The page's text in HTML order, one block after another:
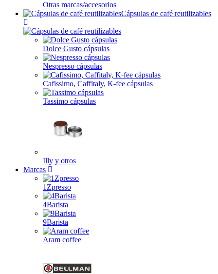
Otras marcas/accesorios
Cápsulas de café reutilizables
Dolce Gusto cápsulas
Nespresso cápsulas
Cafissimo, Caffitaly, K-fee cápsulas
Tassimo cápsulas
Illy y otros
Marcas
1Zpresso
4Barista
9Barista
Aram coffee